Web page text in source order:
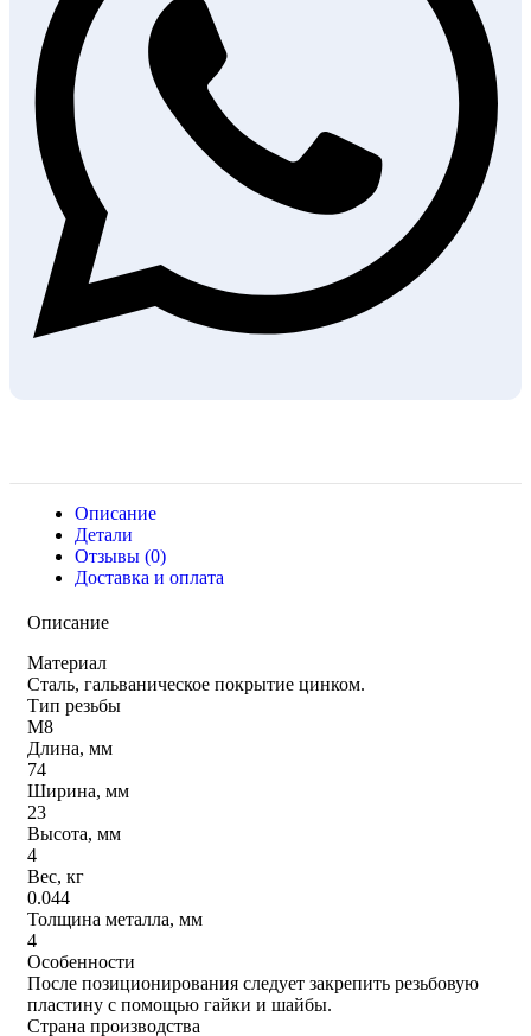
Описание
Детали
Отзывы (0)
Доставка и оплата
Описание
Материал
Сталь, гальваническое покрытие цинком.
Тип резьбы
М8
Длина, мм
74
Ширина, мм
23
Высота, мм
4
Вес, кг
0.044
Толщина металла, мм
4
Особенности
После позиционирования следует закрепить резьбовую
пластину с помощью гайки и шайбы.
Страна производства